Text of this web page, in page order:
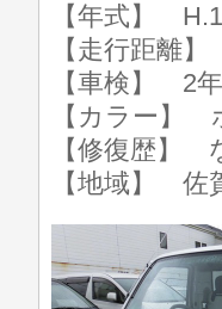
【年式】
【走行距離
【車検】 2
【カラー】
【修復歴】
【地域】 佐